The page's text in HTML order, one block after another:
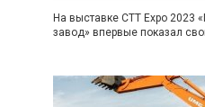
На выставке CTT Expo 2023
завод» впервые показал